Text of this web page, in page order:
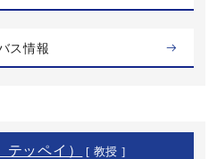
ス情報
ッペイ） [ 教授 ]